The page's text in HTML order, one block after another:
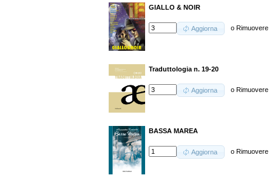
GIALLO & NOIR
Aggiorna oRimuovere
Traduttologia n. 19-20
Aggiorna oRimuovere
BASSA MAREA
Aggiorna oRimuovere